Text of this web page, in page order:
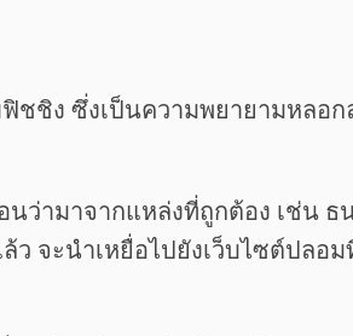
ชชิง ซึ่งเป็นความพยายามหลอ
ว่ามาจากแหล่งที่ถูกต้อง เช่น ธ
จะนำเหยื่อไปยังเว็บไซต์ปลอ